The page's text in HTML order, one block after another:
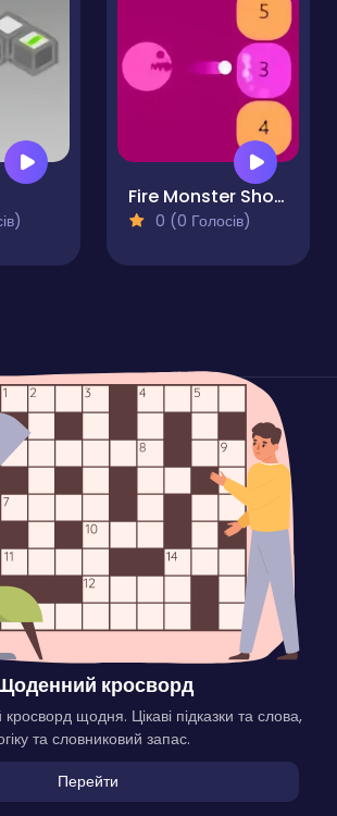
Fire Monster Shooter
0 (0 Голосів)
кросворд
щодня. Цікаві підказки та слова,
та словниковий запас.
Перейти